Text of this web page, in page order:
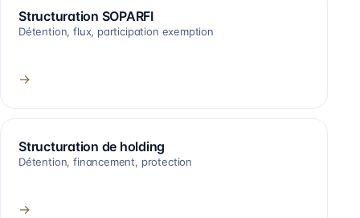
Structuration SOPARFI
Détention, flux, participation exemption
→
Structuration de holding
Détention, financement, protection
→